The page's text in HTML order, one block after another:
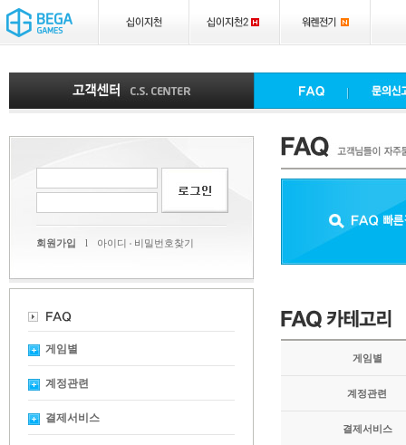
회원가입 l 아이디 비밀번호찾기
게임별
계정관련
결제서비스
게임별
계정관련
결제서비스